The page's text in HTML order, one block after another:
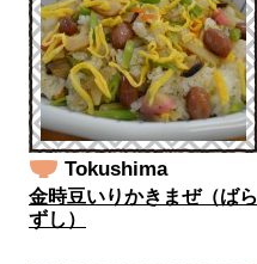
Tokushima
金時豆いりかきまぜ（ばら
ずし）